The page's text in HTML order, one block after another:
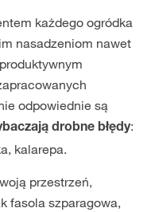
każdego ogródka
nasadzeniom nawet
odpowiednie są
drobne błędy:
kalarepa.
przestrzeń,
fasola szparagowa,